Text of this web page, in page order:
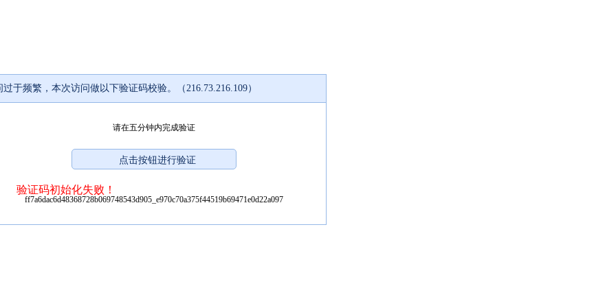
过于频繁，本次访问做以下验证码校验。（216.73.216.109）
请在五分钟内完成验证
验证码初始化失败！
ff7a6dac6d48368728b069748543d905_e970c70a375f44519b69471e0d22a097